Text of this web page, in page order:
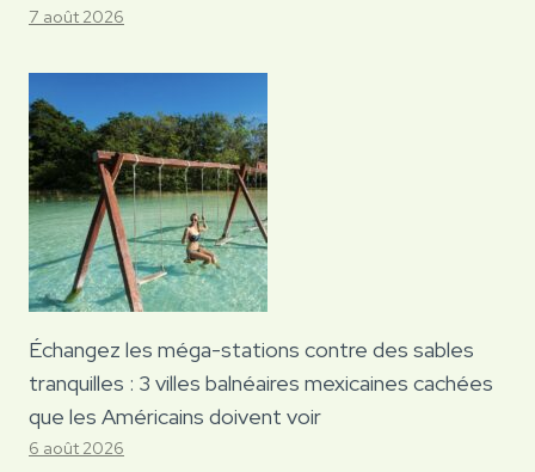
7 août 2026
Échangez les méga-stations contre des sables
tranquilles : 3 villes balnéaires mexicaines cachées
que les Américains doivent voir
6 août 2026